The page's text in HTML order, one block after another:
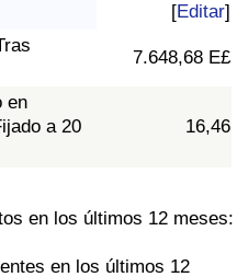
[Editar]
7.648,68 E£
en
a 20
16,46
en los últimos 12 meses:
en los últimos 12